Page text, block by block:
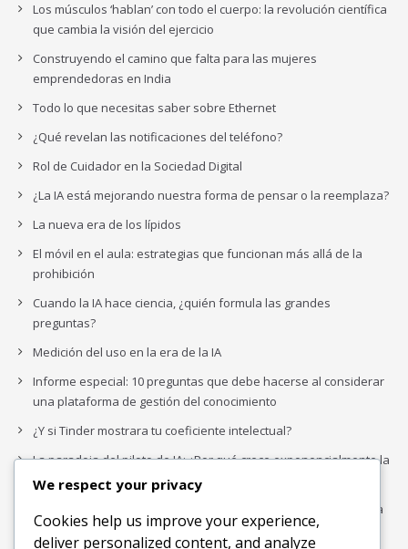
Los músculos ‘hablan’ con todo el cuerpo: la revolución científica
que cambia la visión del ejercicio
Construyendo el camino que falta para las mujeres
emprendedoras en India
Todo lo que necesitas saber sobre Ethernet
¿Qué revelan las notificaciones del teléfono?
Rol de Cuidador en la Sociedad Digital
¿La IA está mejorando nuestra forma de pensar o la reemplaza?
La nueva era de los lípidos
El móvil en el aula: estrategias que funcionan más allá de la
prohibición
Cuando la IA hace ciencia, ¿quién formula las grandes
preguntas?
Medición del uso en la era de la IA
Informe especial: 10 preguntas que debe hacerse al considerar
una plataforma de gestión del conocimiento
¿Y si Tinder mostrara tu coeficiente intelectual?
La paradoja del piloto de IA: ¿Por qué crece exponencialmente la
complejidad de la IA empresarial?
Los organigramas de marketing se crearon para los canales. La
IA acaba de dejarlos obsoletos.
We respect your privacy
Cookies help us improve your experience,
deliver personalized content, and analyze